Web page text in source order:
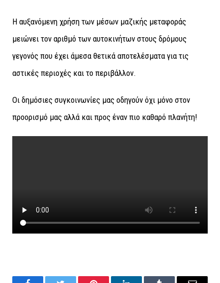
Η αυξανόμενη χρήση των μέσων μαζικής μεταφοράς
μειώνει τον αριθμό των αυτοκινήτων στους δρόμους
γεγονός που έχει άμεσα θετικά αποτελέσματα για τις
αστικές περιοχές και το περιβάλλον.
Οι δημόσιες συγκοινωνίες μας οδηγούν όχι μόνο στον
προορισμό μας αλλά και προς έναν πιο καθαρό πλανήτη!